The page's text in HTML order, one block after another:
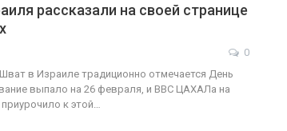
рассказали на своей странице
0
в Израиле традиционно отмечается День
выпало на 26 февраля, и ВВС ЦАХАЛа на
к этой…